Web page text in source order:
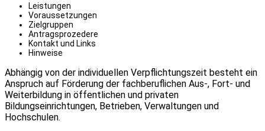
Leistungen
Voraussetzungen
Zielgruppen
Antragsprozedere
Kontakt und Links
Hinweise
Abhängig von der individuellen Verpflichtungszeit besteht ein
Anspruch auf Förderung der fachberuflichen Aus-, Fort- und
Weiterbildung in öffentlichen und privaten
Bildungseinrichtungen, Betrieben, Verwaltungen und
Hochschulen.